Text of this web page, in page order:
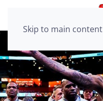
Skip to main content